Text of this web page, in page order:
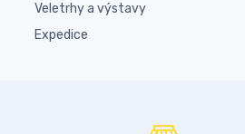
Veletrhy a výstavy
Expedice